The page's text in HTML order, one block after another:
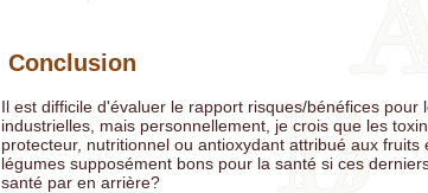
Conclusion
Il est difficile d'évaluer le rapport risques/bénéfices
industrielles, mais personnellement, je crois que les
protecteur, nutritionnel ou antioxydant attribué aux
légumes supposément bons pour la santé si ces
santé par en arrière?